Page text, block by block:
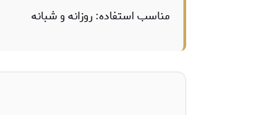
مناسب استفاده: روزانه و شبانه